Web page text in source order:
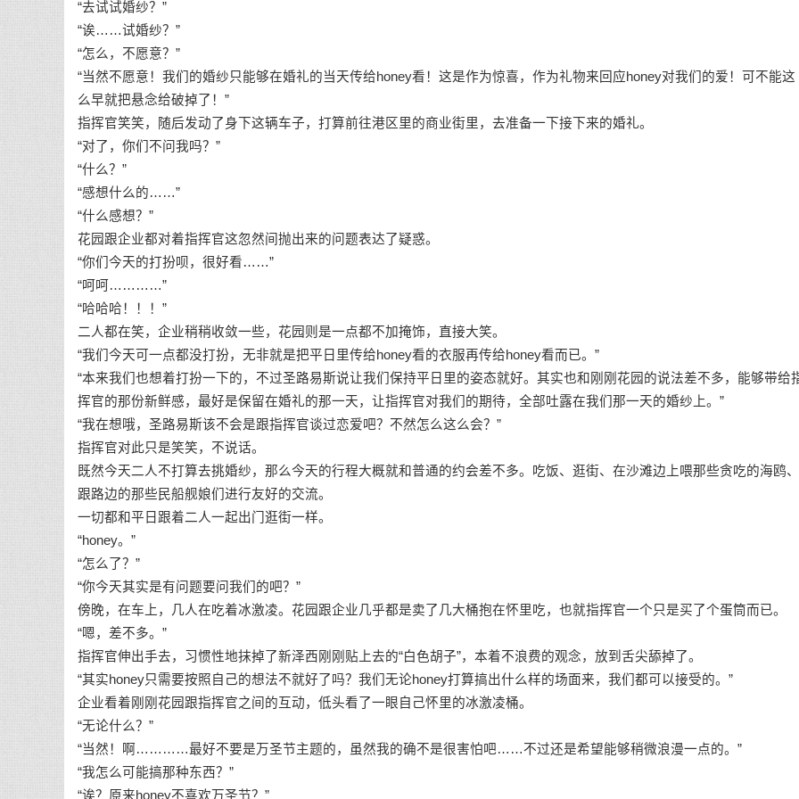
“去试试婚纱？”
“诶……试婚纱？”
“怎么，不愿意？”
“当然不愿意！我们的婚纱只能够在婚礼的当天传给honey看！这是作为惊喜，作为礼物来回应honey对我们的爱！可不能这
么早就把悬念给破掉了！”
指挥官笑笑，随后发动了身下这辆车子，打算前往港区里的商业街里，去准备一下接下来的婚礼。
“对了，你们不问我吗？”
“什么？”
“感想什么的……”
“什么感想？”
花园跟企业都对着指挥官这忽然间抛出来的问题表达了疑惑。
“你们今天的打扮呗，很好看……”
“呵呵…………”
“哈哈哈！！！”
二人都在笑，企业稍稍收敛一些，花园则是一点都不加掩饰，直接大笑。
“我们今天可一点都没打扮，无非就是把平日里传给honey看的衣服再传给honey看而已。”
“本来我们也想着打扮一下的，不过圣路易斯说让我们保持平日里的姿态就好。其实也和刚刚花园的说法差不多，能够带给
挥官的那份新鲜感，最好是保留在婚礼的那一天，让指挥官对我们的期待，全部吐露在我们那一天的婚纱上。”
“我在想哦，圣路易斯该不会是跟指挥官谈过恋爱吧？不然怎么这么会？”
指挥官对此只是笑笑，不说话。
既然今天二人不打算去挑婚纱，那么今天的行程大概就和普通的约会差不多。吃饭、逛街、在沙滩边上喂那些贪吃的海鸥、
跟路边的那些民船舰娘们进行友好的交流。
一切都和平日跟着二人一起出门逛街一样。
“honey。”
“怎么了？”
“你今天其实是有问题要问我们的吧？”
傍晚，在车上，几人在吃着冰激凌。花园跟企业几乎都是卖了几大桶抱在怀里吃，也就指挥官一个只是买了个蛋筒而已。
“嗯，差不多。”
指挥官伸出手去，习惯性地抹掉了新泽西刚刚贴上去的“白色胡子”，本着不浪费的观念，放到舌尖舔掉了。
“其实honey只需要按照自己的想法不就好了吗？我们无论honey打算搞出什么样的场面来，我们都可以接受的。”
企业看着刚刚花园跟指挥官之间的互动，低头看了一眼自己怀里的冰激凌桶。
“无论什么？”
“当然！啊…………最好不要是万圣节主题的，虽然我的确不是很害怕吧……不过还是希望能够稍微浪漫一点的。”
“我怎么可能搞那种东西？”
“诶？原来honey不喜欢万圣节？”